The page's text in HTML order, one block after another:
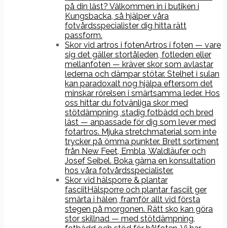
på din läst? Välkommen in i butiken i
Kungsbacka, så hjälper våra
fotvårdsspecialister dig hitta rätt
passform.
Skor vid artros i fotenArtros i foten — vare
sig det gäller stortåleden, fotleden eller
mellanfoten — kräver skor som avlastar
lederna och dämpar stötar. Stelhet i sulan
kan paradoxalt nog hjälpa eftersom det
minskar rörelsen i smärtsamma leder. Hos
oss hittar du fotvänliga skor med
stötdämpning, stadig fotbädd och bred
läst — anpassade för dig som lever med
fotartros. Mjuka stretchmaterial som inte
trycker på ömma punkter. Brett sortiment
från New Feet, Embla, Waldläufer och
Josef Seibel. Boka gärna en konsultation
hos våra fotvårdsspecialister.
Skor vid hälsporre & plantar
fasciitHälsporre och plantar fasciit ger
smärta i hälen, framför allt vid första
stegen på morgonen. Rätt sko kan göra
stor skillnad — med stötdämpning,